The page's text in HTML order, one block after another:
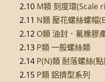
2.10 M類 刻度環(Scale
2.11 N類 壓花螺絲螺帽
2.12 O類 油封．氟橡膠
2.13 P類 一般螺絲類
2.14 P(N)類 耐落螺絲(
2.15 P類 鋁擠型系列